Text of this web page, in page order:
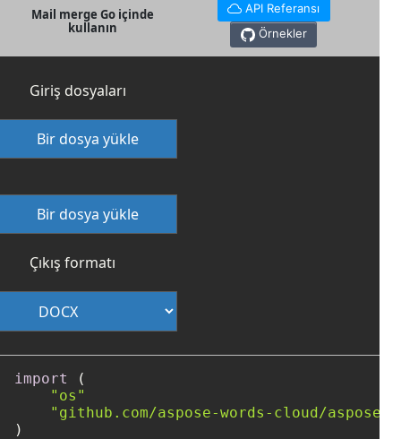
Mail merge Go içinde
kullanın
API Referansı
Örnekler
Giriş dosyaları
Bir dosya yükle
Bir dosya yükle
Çıkış formatı
import
(
"os"
"github.com/aspose-words-cloud/
)